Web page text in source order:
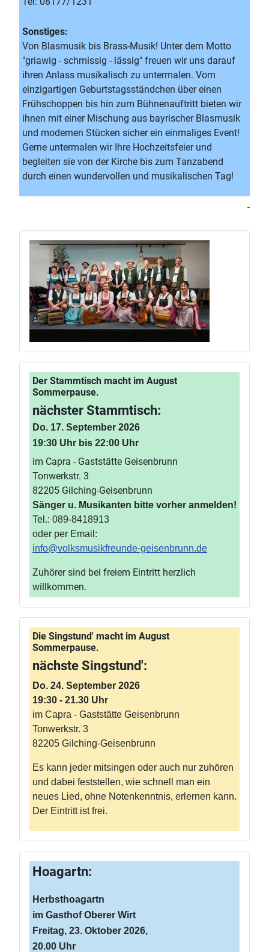
Der Stammtisch macht im August
Sommerpause.
nächster Stammtisch:
Do. 17. September 2026
19:30 Uhr bis 22:00 Uhr
im Capra - Gaststätte Geisenbrunn
Tonwerkstr. 3
82205 Gilching-Geisenbrunn
Sänger u. Musikanten bitte vorher anmelden!
Tel.: 089-8418913
oder per Email:
info@volksmusikfreunde-geisenbrunn.de
Zuhörer sind bei freiem Eintritt herzlich
willkommen.
Die Singstund' macht im August
Sommerpause.
nächste Singstund':
Do. 24. September 2026
19:30 - 21.30 Uhr
im Capra - Gaststätte Geisenbrunn
Tonwerkstr. 3
82205 Gilching-Geisenbrunn
Es kann jeder mitsingen oder auch nur zuhören
und dabei feststellen, wie schnell man ein
neues Lied, ohne Notenkenntnis, erlernen kann.
Der Eintritt ist frei.
Hoagartn:
Herbsthoagartn
im Gasthof Oberer Wirt
Freitag, 23. Oktober 2026,
20.00 Uhr
Sonstiges:
Von Blasmusik bis Brass-Musik! Unter dem Motto
"griawig - schmissig - lässig" freuen wir uns darauf
ihren Anlass musikalisch zu untermalen. Vom
einzigartigen Geburtstagsständchen über einen
Frühschoppen bis hin zum Bühnenauftritt bieten wir
ihnen mit einer Mischung aus bayrischer Blasmusik
und modernen Stücken sicher ein einmaliges Event!
Gerne untermalen wir Ihre Hochzeitsfeier und
begleiten sie von der Kirche bis zum Tanzabend
durch einen wundervollen und musikalischen Tag!